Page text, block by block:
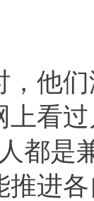
们
上看
都是
推进